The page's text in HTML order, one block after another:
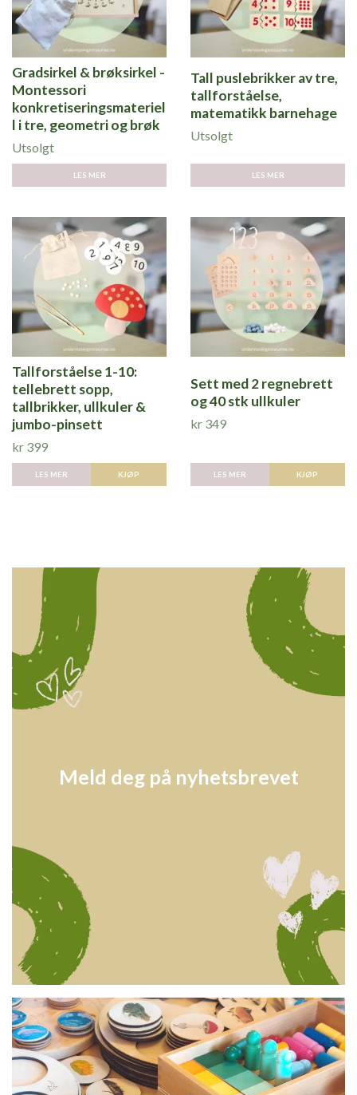
Meld deg på nyhetsbrevet
Gradsirkel & brøksirkel -
Montessori
konkretiseringsmateriel
l i tre, geometri og brøk
Utsolgt
LES MER
Tall puslebrikker av tre,
tallforståelse,
matematikk barnehage
Utsolgt
LES MER
Tallforståelse 1-10:
tellebrett sopp,
tallbrikker, ullkuler &
jumbo-pinsett
kr 399
LES MER
Sett med 2 regnebrett
og 40 stk ullkuler
kr 349
LES MER